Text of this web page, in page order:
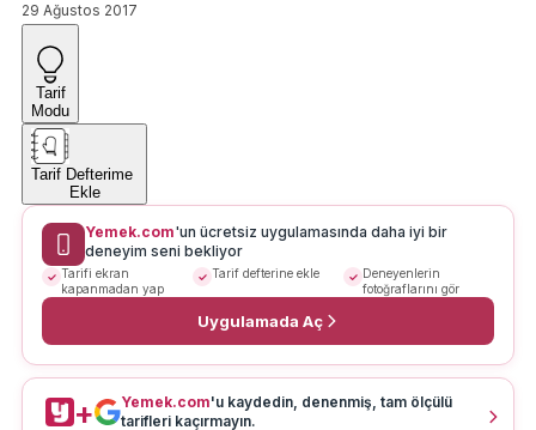
29 Ağustos 2017
Tarif
Modu
Tarif Defterime
Ekle
Yemek.com'un ücretsiz uygulamasında daha iyi bir
deneyim seni bekliyor
Tarifi ekran
kapanmadan yap
Tarif defterine ekle
Deneyenlerin
fotoğraflarını gör
Uygulamada Aç
+ Yemek.com'u kaydedin, denenmiş, tam ölçülü
tarifleri kaçırmayın.